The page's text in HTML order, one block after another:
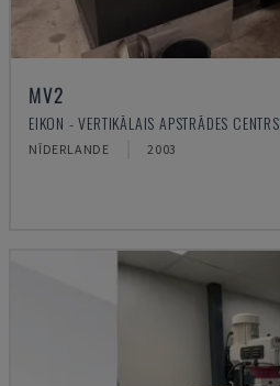
MV2
EIKON - VERTIKĀLAIS APSTRĀDES CENTRS
NĪDERLANDE 2003